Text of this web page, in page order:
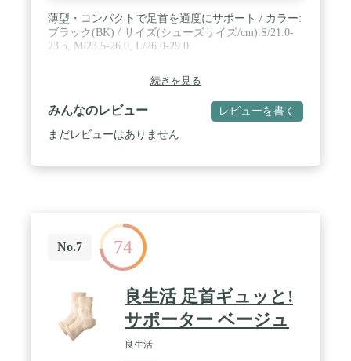
薄型・コンパクトで足首を適度にサポート / カラー:
ブラック(BK) / サイズ(シューズサイズ/cm):S/21.0-
23.5, M/23.5-26.0, L/26.0-29.0
続きを見る
みんなのレビュー レビューを書く
まだレビューはありません
No.7 74
良生活 足首ギュッと!
サポーター ベージュ
良生活